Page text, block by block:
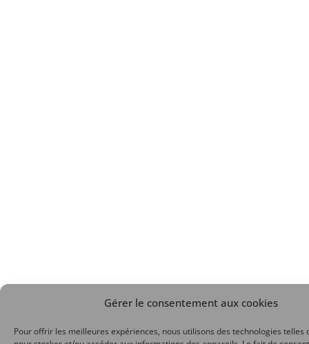
Gérer le consentement aux cookies
Pour offrir les meilleures expériences, nous utilisons des technologies telles